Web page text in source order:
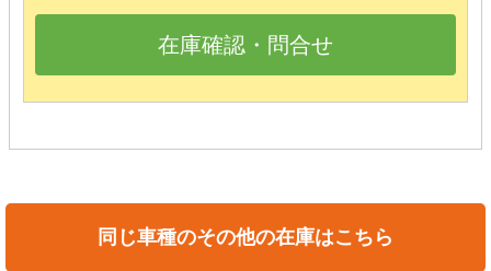
在庫確認・問合せ
同じ車種のその他の在庫はこちら